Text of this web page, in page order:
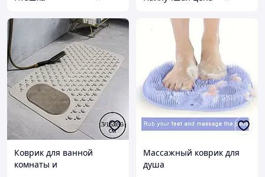
Коврик для ванной
комнаты и
Массажный коврик для
душа